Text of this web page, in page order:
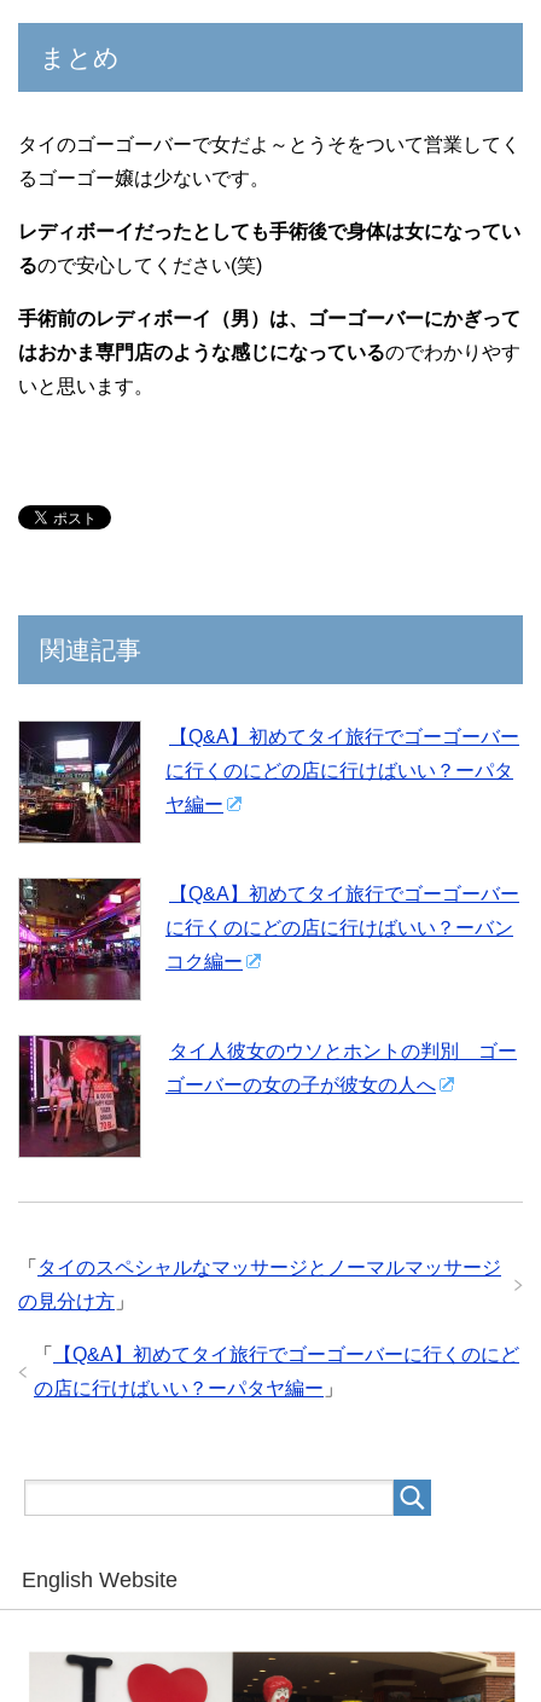
まとめ
タイのゴーゴーバーで女だよ～とうそをついて営業してく
るゴーゴー嬢は少ないです。
レディボーイだったとしても手術後で身体は女になってい
るので安心してください(笑)
手術前のレディボーイ（男）は、ゴーゴーバーにかぎって
はおかま専門店のような感じになっているのでわかりやす
いと思います。
関連記事
【Q&A】初めてタイ旅行でゴーゴーバー
に行くのにどの店に行けばいい？ーパタ
ヤ編ー
【Q&A】初めてタイ旅行でゴーゴーバー
に行くのにどの店に行けばいい？ーバン
コク編ー
タイ人彼女のウソとホントの判別 ゴー
ゴーバーの女の子が彼女の人へ
「 タイのスペシャルなマッサージとノーマルマッサージ
の見分け方 」
「
【Q&A】初めてタイ旅行でゴーゴーバーに行くのにど
の店に行けばいい？ーパタヤ編ー 」
English Website